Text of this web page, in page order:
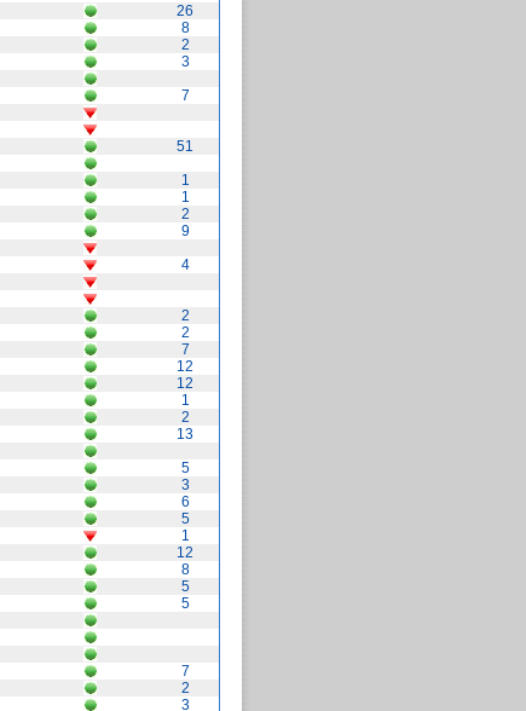
26
8
2
3
7
51
1
1
2
9
4
2
2
7
12
12
1
2
13
5
3
6
5
1
12
8
5
5
7
2
3